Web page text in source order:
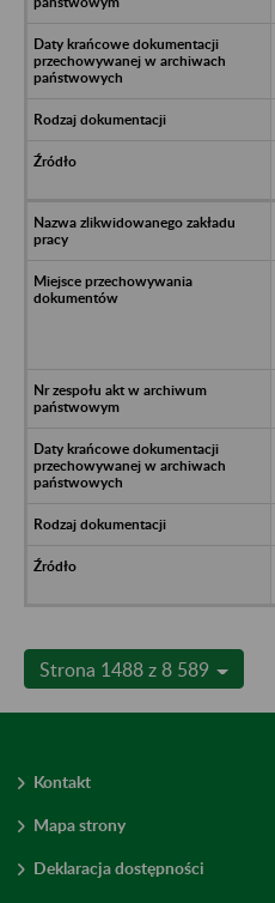
Strona 1488 z 8 589
Kontakt
Mapa strony
Deklaracja dostępności